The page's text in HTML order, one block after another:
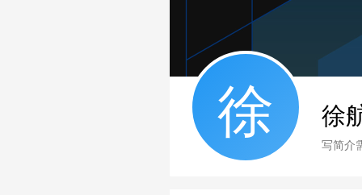
徐 徐
写简介